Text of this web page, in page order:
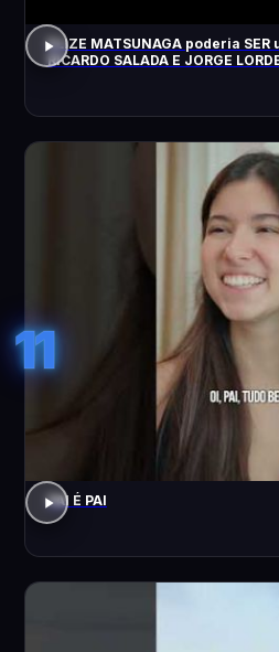
ELIZE MATSUNAGA poderia SER
RICARDO SALADA E JORGE
11
PAI É PAI